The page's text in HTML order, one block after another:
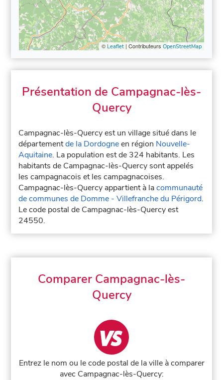
© Leaflet| Contributeurs OpenStreetMap
Présentation de Campagnac-lès-
Quercy
Campagnac-lès-Quercy est un village situé dans le
départementde la Dordogneen région Nouvelle-
Aquitaine. La population est de 324 habitants. Les
habitants de Campagnac-lès-Quercy sont appelés
les campagnacois et les campagnacoises.
Campagnac-lès-Quercy appartient à lacommunauté
de communes de Domme - Villefranche du Périgord.
Le code postal de Campagnac-lès-Quercy est
24550.
Comparer Campagnac-lès-
Quercy
Entrez le nom ou le code postal de la ville à comparer
avec Campagnac-lès-Quercy: